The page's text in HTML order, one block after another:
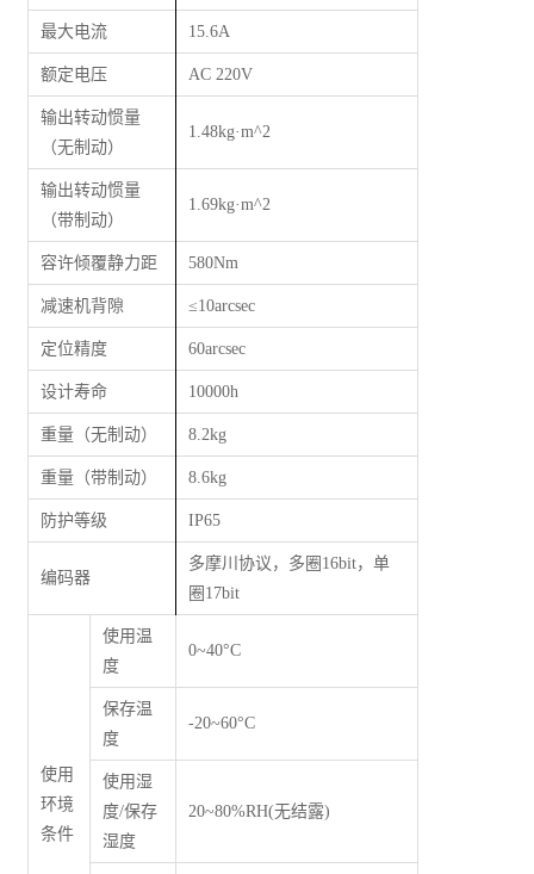
最大电流 15.6A
额定电压 AC 220V
输出转动惯量
（无制动）
1.48kg·m^2
输出转动惯量
（带制动）
1.69kg·m^2
容许倾覆静力距 580Nm
减速机背隙 ≤10arcsec
定位精度 60arcsec
设计寿命 10000h
重量（无制动） 8.2kg
重量（带制动） 8.6kg
防护等级 IP65
编码器
多摩川协议，多圈16bit，单
圈17bit
使用
环境
条件
使用温
度
0~40°C
保存温
度
-20~60°C
使用湿
度/保存
湿度
20~80%RH(无结露)